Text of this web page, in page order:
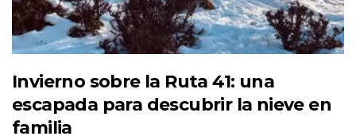
Invierno sobre la Ruta 41: una
escapada para descubrir la nieve en
familia